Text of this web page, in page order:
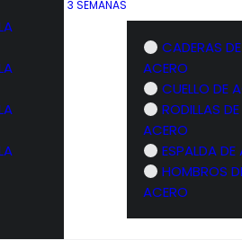
3 SEMANAS
CADERAS DE
ACERO
CUELLO DE
RODILLAS DE
ACERO
ESPALDA DE
HOMBROS
ACERO